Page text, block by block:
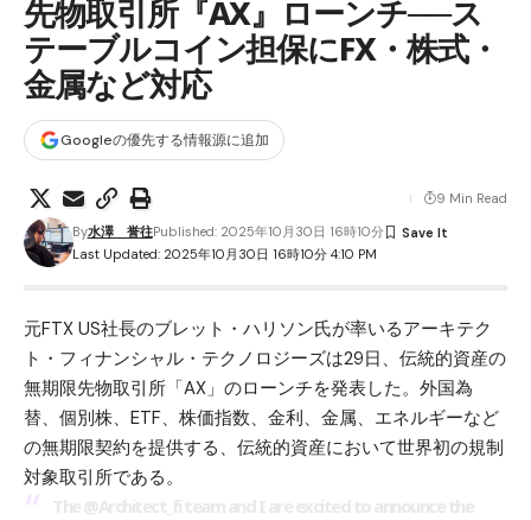
先物取引所『AX』ローンチ──ス
テーブルコイン担保にFX・株式・
金属など対応
Googleの優先する情報源に追加
Last Updated: 2025年10月30日 16時10分 4:10 PM
By水澤 誉往Published: 2025年10月30日 16時10分
9 Min Read
元FTX US社長のブレット・ハリソン氏が率いるアーキテク
ト・フィナンシャル・テクノロジーズは29日、伝統的資産の
無期限先物取引所「AX」のローンチを発表した。外国為
替、個別株、ETF、株価指数、金利、金属、エネルギーなど
の無期限契約を提供する、伝統的資産において世界初の規制
対象取引所である。